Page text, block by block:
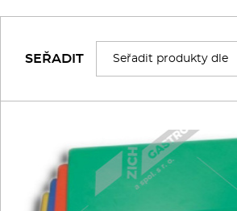
Roboty
HRNCE A PÁNVE
KUCHYŇSKÉ NÁČINÍ
SEŘADIT